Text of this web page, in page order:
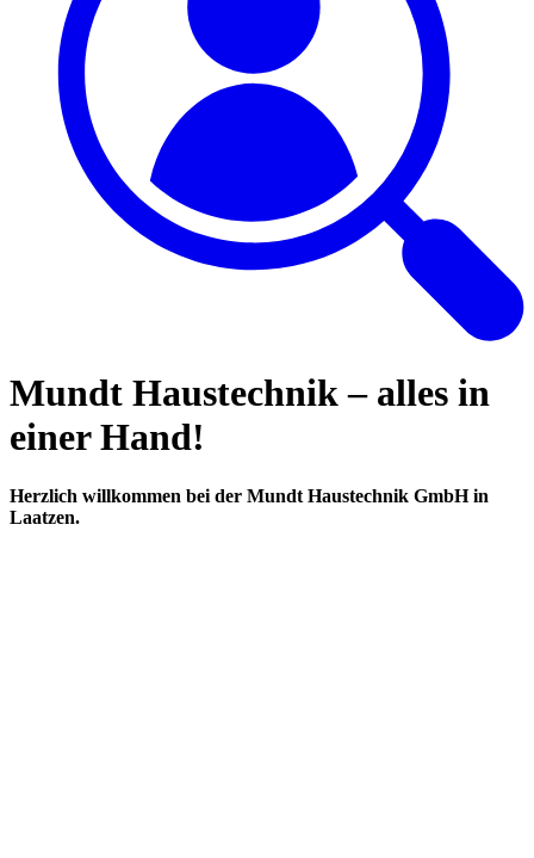
Mundt Haustechnik – alles in
einer Hand!
Herzlich willkommen bei der Mundt Haustechnik GmbH in
Laatzen.